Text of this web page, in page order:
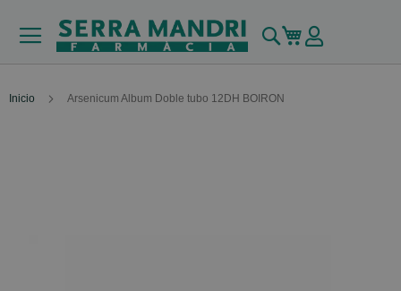
Buscar
Mi carrito
Inicio Arsenicum Album Doble tubo 12DH BOIRON